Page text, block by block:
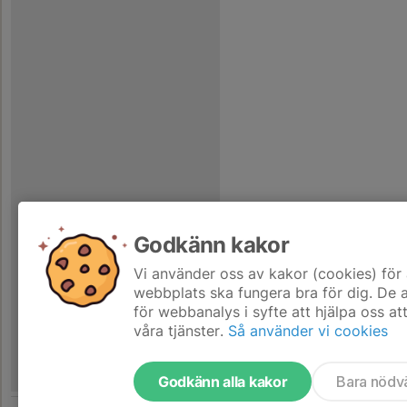
Godkänn kakor
Vi använder oss av kakor (cookies)
webbplats ska fungera bra för dig. De
för webbanalys i syfte att hjälpa oss
våra tjänster. Så använder vi cookies
Godkänn alla kakor Bara